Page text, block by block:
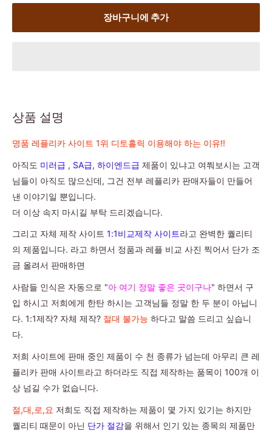
가
장바구니에 추가
상품 설명
명품 레플리카 사이트 1위 디토홀릭 이용해야 하는 이유!!
아직도 미러급 , SA급, 하이엔드급 제품이 있냐고 여쭤보시는 고객
님들이 아직도 많으신데, 그건 전부 레플리카 판매자들이 만들어
낸 이야기일 뿐입니다.
더 이상 속지 마시길 부탁 드리겠습니다.
그리고 자체 제작 사이트 1:1비교제작 사이트라고 완벽한 퀄리티
의 제품입니다. 라고 하면서 정품과 레플 비교 사진 찍어서 단가 조
금 올려서 판매하면
사람들 인식은 자동으로 "아 여기 정말 좋은 곳이구나" 하면서 구
입 하시고 저희에게 한탄 하시는 고객님들 정말 한 두 분이 아닙니
다. 1:1제작? 자체 제작? 절대 불가능 하다고 말씀 드리고 싶습니
다.
저희 사이트에 판매 중인 제품이 수 천 종류가 넘는데 아무리 큰 레
플리카 판매 사이트라고 하더라도 직접 제작하는 품목이 100개 이
상 넘길 수가 없습니다.
절,대,로,요 저희도 직접 제작하는 제품이 몇 가지 있기는 하지만
퀄리티 때문이 아닌 단가 절감을 위해서 인기 있는 종목의 제품만